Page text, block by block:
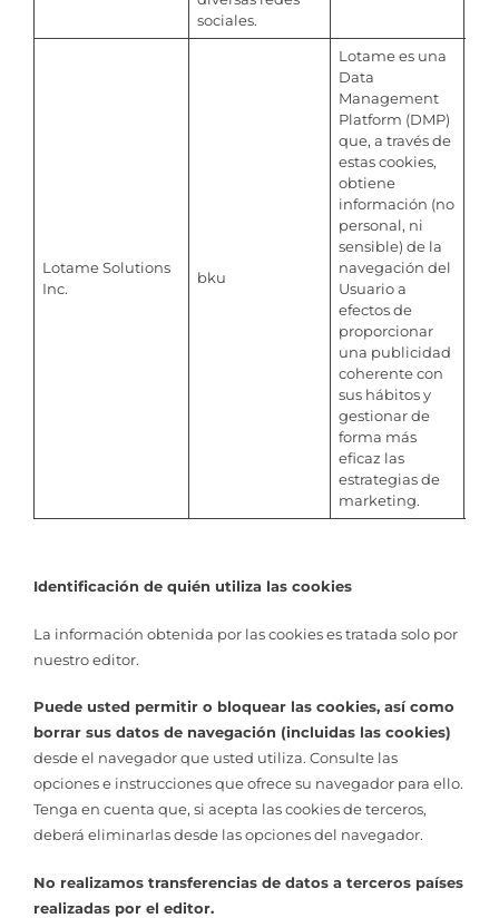
sociales.
Lotame Solutions
Inc.
bku
Lotame es una
Data
Management
Platform (DMP)
que, a través de
estas cookies,
obtiene
información (no
personal, ni
sensible) de la
navegación del
Usuario a
efectos de
proporcionar
una publicidad
coherente con
sus hábitos y
gestionar de
forma más
eficaz las
estrategias de
marketing.
Identificación de quién utiliza las cookies
La información obtenida por las cookies es tratada solo por
nuestro editor.
Puede usted permitir o bloquear las cookies, así como
borrar sus datos de navegación (incluidas las cookies)
desde el navegador que usted utiliza. Consulte las
opciones e instrucciones que ofrece su navegador para ello.
Tenga en cuenta que, si acepta las cookies de terceros,
deberá eliminarlas desde las opciones del navegador.
No realizamos transferencias de datos a terceros países
realizadas por el editor.